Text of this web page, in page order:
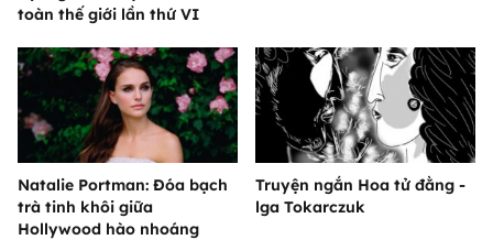
toàn thế giới lần thứ VI
Natalie Portman: Đóa bạch
trà tinh khôi giữa
Hollywood hào nhoáng
Truyện ngắn Hoa tử đằng -
lga Tokarczuk